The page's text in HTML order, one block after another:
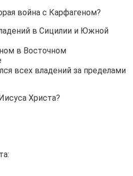
война с Карфагеном?
в Сицилии и Южной
в Восточном
всех владений за пределами
Христа?